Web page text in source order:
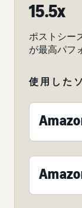
15.5x
ポストシー
が最高パフ
使用した